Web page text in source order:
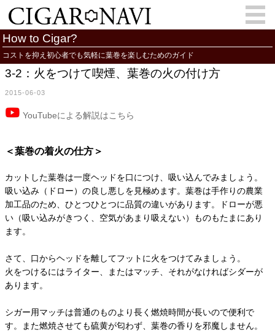
会員登録 お問い合わせ サインイン
Memorandum
Cigar Map
How to Cigar?
コストを抑え初心者でも気軽に葉巻を楽しむためのガイド
3-2：火をつけて喫煙、葉巻の火の付け方
2015-06-03
YouTubeによる解説はこちら
＜葉巻の着火の仕方＞
カットした葉巻は一度ヘッドを口につけ、吸い込んでみましょう。
吸い込み（ドロー）の良し悪しを見極めます。葉巻は手作りの農業
加工品のため、ひとつひとつに品質の違いがあります。ドローが悪
い（吸い込みがきつく、空気があまり吸えない）ものもたまにあり
ます。
さて、口からヘッドを離してフットに火をつけてみましょう。
火をつけるにはライター、またはマッチ、それがなければシダーが
あります。
シガー用マッチは普通のものより長く燃焼時間が長いので便利で
す。また燃焼させても硫黄が匂わず、葉巻の香りを邪魔しません。